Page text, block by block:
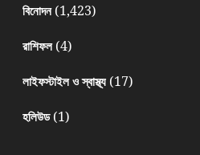
বিনোদন(1,423)
রাশিফল(4)
লাইফস্টাইল ও স্বাস্থ্য(17)
হলিউড(1)